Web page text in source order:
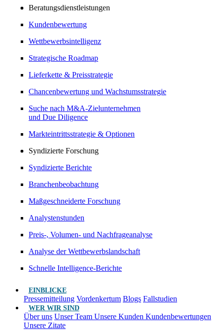
Beratungsdienstleistungen
Kundenbewertung
Wettbewerbsintelligenz
Strategische Roadmap
Lieferkette & Preisstrategie
Chancenbewertung und Wachstumsstrategie
Suche nach M&A-Zielunternehmen
und Due Diligence
Markteintrittsstrategie & Optionen
Syndizierte Forschung
Syndizierte Berichte
Branchenbeobachtung
Maßgeschneiderte Forschung
Analystenstunden
Preis-, Volumen- und Nachfrageanalyse
Analyse der Wettbewerbslandschaft
Schnelle Intelligence-Berichte
EINBLICKE
Pressemitteilung Vordenkertum Blogs Fallstudien
WER WIR SIND
Über uns Unser Team Unsere Kunden Kundenbewertungen
Unsere Zitate